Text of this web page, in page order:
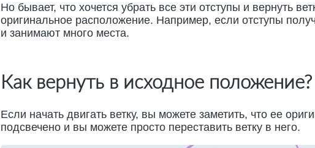
Но бывает, что хочется убрать все эти отступы и вернуть
оригинальное расположение. Например, если отступы
и занимают много места.
Как вернуть в исходное положение?
Если начать двигать ветку, вы можете заметить, что ее
подсвечено и вы можете просто переставить ветку в него.